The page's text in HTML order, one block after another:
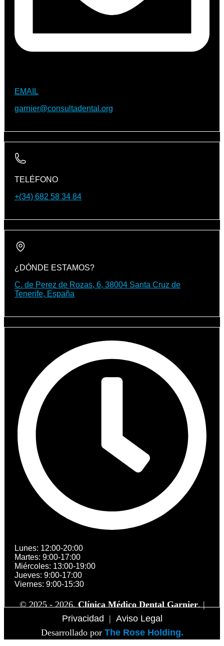
EMAIL
garnier@consultadental.org
TELÉFONO
+(34) 682 58 34 84
¿DÓNDE ESTAMOS?
C. de Perez de Rozas, 6, 38004 Santa Cruz de
Tenerife, España
Lunes: 12:00-20:00
Martes: 9:00-17:00
Miércoles: 13:00-19:00
Jueves: 9:00-17:00
Viernes: 9:00-15:30
© 2025 - 2026.Clínica Médico Dental Garnier. |
Privacidad
| Aviso Legal
Desarrollado por The Rose Holding.